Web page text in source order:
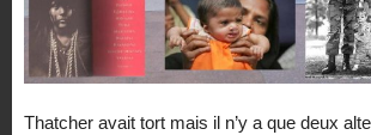
Thatcher avait tort mais il n’y a que deux